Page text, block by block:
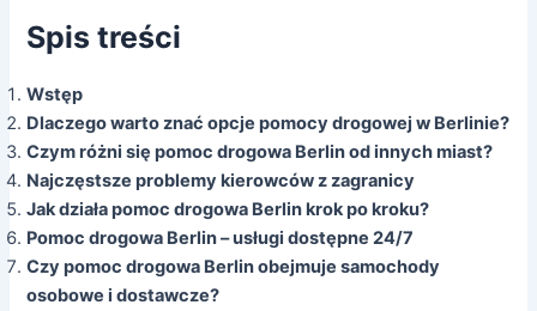
Spis treści
Wstęp
Dlaczego warto znać opcje pomocy drogowej w Berlinie?
Czym różni się pomoc drogowa Berlin od innych miast?
Najczęstsze problemy kierowców z zagranicy
Jak działa pomoc drogowa Berlin krok po kroku?
Pomoc drogowa Berlin – usługi dostępne 24/7
Czy pomoc drogowa Berlin obejmuje samochody
osobowe i dostawcze?